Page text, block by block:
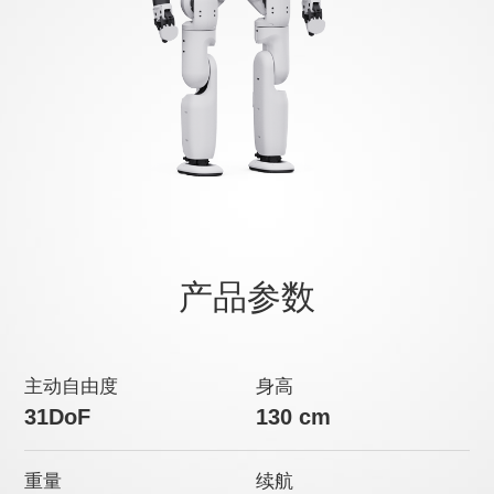
产品参数
主动自由度
31DoF
身高
130 cm
重量 续航